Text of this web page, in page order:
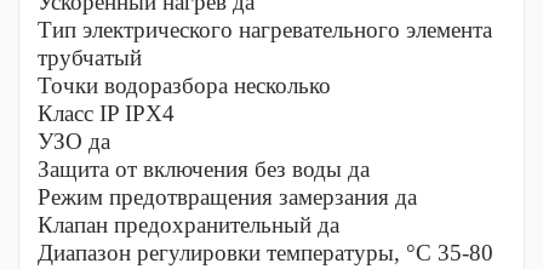
Тип электрического нагревательного элемента
трубчатый
Точки водоразбора несколько
Класс IP IPX4
УЗО да
Защита от включения без воды да
Режим предотвращения замерзания да
Клапан предохранительный да
Диапазон регулировки температуры, °С 35-80